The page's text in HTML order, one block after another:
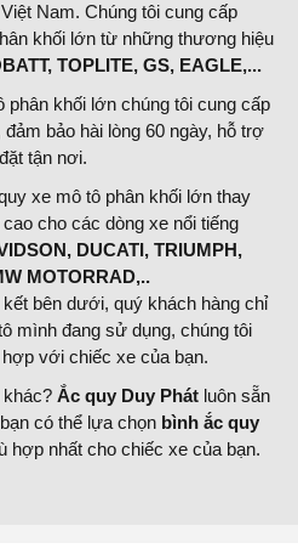
Nam. Chúng tôi cung cấp
khối lớn từ những thương hiệu
TOPLITE, GS, EAGLE,...
phân khối lớn chúng tôi cung cấp
bảo hài lòng 60 ngày, hỗ trợ
tận nơi.
xe mô tô phân khối lớn thay
cho các dòng xe nổi tiếng
DUCATI, TRIUMPH,
MOTORRAD,..
bên dưới, quý khách hàng chỉ
mình đang sử dụng, chúng tôi
với chiếc xe của bạn.
khác? Ắc quy Duy Phát luôn sẵn
có thể lựa chọn bình ắc quy
hợp nhất cho chiếc xe của bạn.